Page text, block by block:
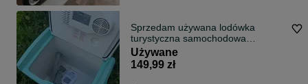
Sprzedam używana lodówka
turystyczna samochodowa
wiadomoj firmy Norauto
Używane
149,99 zł